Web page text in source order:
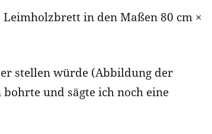
in den Maßen 80 cm ×
stellen würde (Abbildung der
und sägte ich noch eine